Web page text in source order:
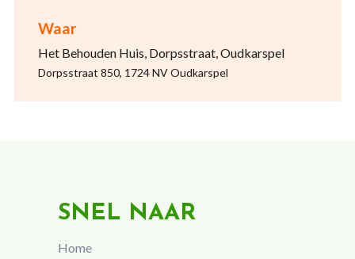
Waar
Het Behouden Huis, Dorpsstraat, Oudkarspel
Dorpsstraat 850, 1724 NV Oudkarspel
SNEL NAAR
Home